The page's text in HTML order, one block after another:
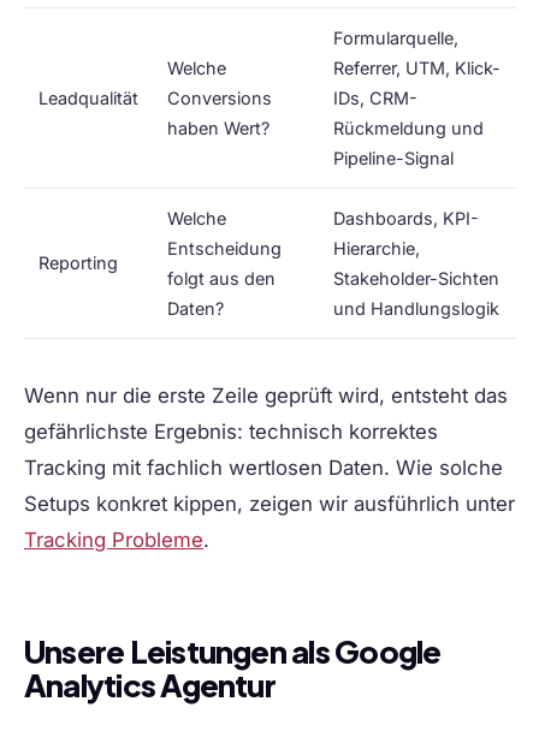
Leadqualität
Welche
Conversions
haben Wert?
Formularquelle,
Referrer, UTM, Klick-
IDs, CRM-
Rückmeldung und
Pipeline-Signal
Reporting
Welche
Entscheidung
folgt aus den
Daten?
Dashboards, KPI-
Hierarchie,
Stakeholder-Sichten
und Handlungslogik
Wenn nur die erste Zeile geprüft wird, entsteht das
gefährlichste Ergebnis: technisch korrektes
Tracking mit fachlich wertlosen Daten. Wie solche
Setups konkret kippen, zeigen wir ausführlich unter
Tracking Probleme.
Unsere Leistungen als Google
Analytics Agentur